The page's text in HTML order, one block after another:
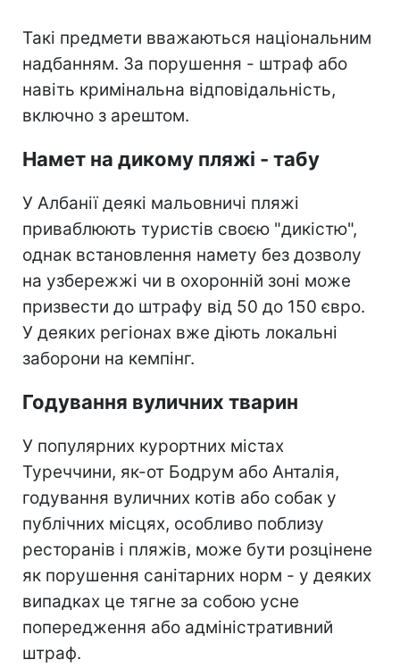
Такі предмети вважаються національним
надбанням. За порушення - штраф або
навіть кримінальна відповідальність,
включно з арештом.
Намет на дикому пляжі - табу
У Албанії деякі мальовничі пляжі
приваблюють туристів своєю "дикістю",
однак встановлення намету без дозволу
на узбережжі чи в охоронній зоні може
призвести до штрафу від 50 до 150 євро.
У деяких регіонах вже діють локальні
заборони на кемпінг.
Годування вуличних тварин
У популярних курортних містах
Туреччини, як-от Бодрум або Анталія,
годування вуличних котів або собак у
публічних місцях, особливо поблизу
ресторанів і пляжів, може бути розцінене
як порушення санітарних норм - у деяких
випадках це тягне за собою усне
попередження або адміністративний
штраф.